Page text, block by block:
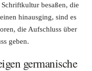
besaßen, die
hinausging, sind es
die Aufschluss über
geben.
germanische